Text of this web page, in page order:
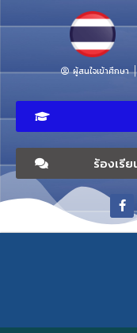
ผู้สนใจเข้าศึกษา
ร้องเรี